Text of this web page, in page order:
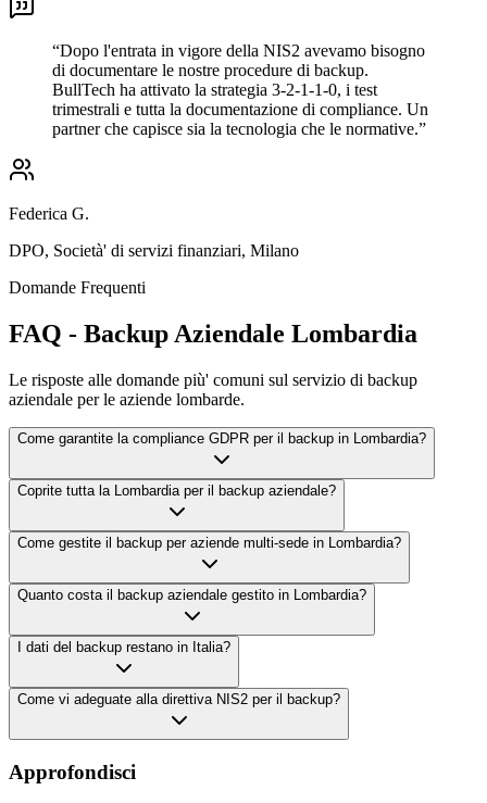
“Dopo l'entrata in vigore della NIS2 avevamo bisogno
di documentare le nostre procedure di backup.
BullTech ha attivato la strategia 3-2-1-1-0, i test
trimestrali e tutta la documentazione di compliance. Un
partner che capisce sia la tecnologia che le normative.”
Federica G.
DPO, Società' di servizi finanziari, Milano
Domande Frequenti
FAQ - Backup Aziendale Lombardia
Le risposte alle domande più' comuni sul servizio di backup
aziendale per le aziende lombarde.
Come garantite la compliance GDPR per il backup in Lombardia?
Coprite tutta la Lombardia per il backup aziendale?
Come gestite il backup per aziende multi-sede in Lombardia?
Quanto costa il backup aziendale gestito in Lombardia?
I dati del backup restano in Italia?
Come vi adeguate alla direttiva NIS2 per il backup?
Approfondisci